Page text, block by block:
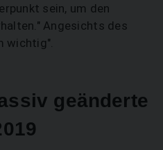
sein, um den
Angesichts des
wichtig".
geänderte